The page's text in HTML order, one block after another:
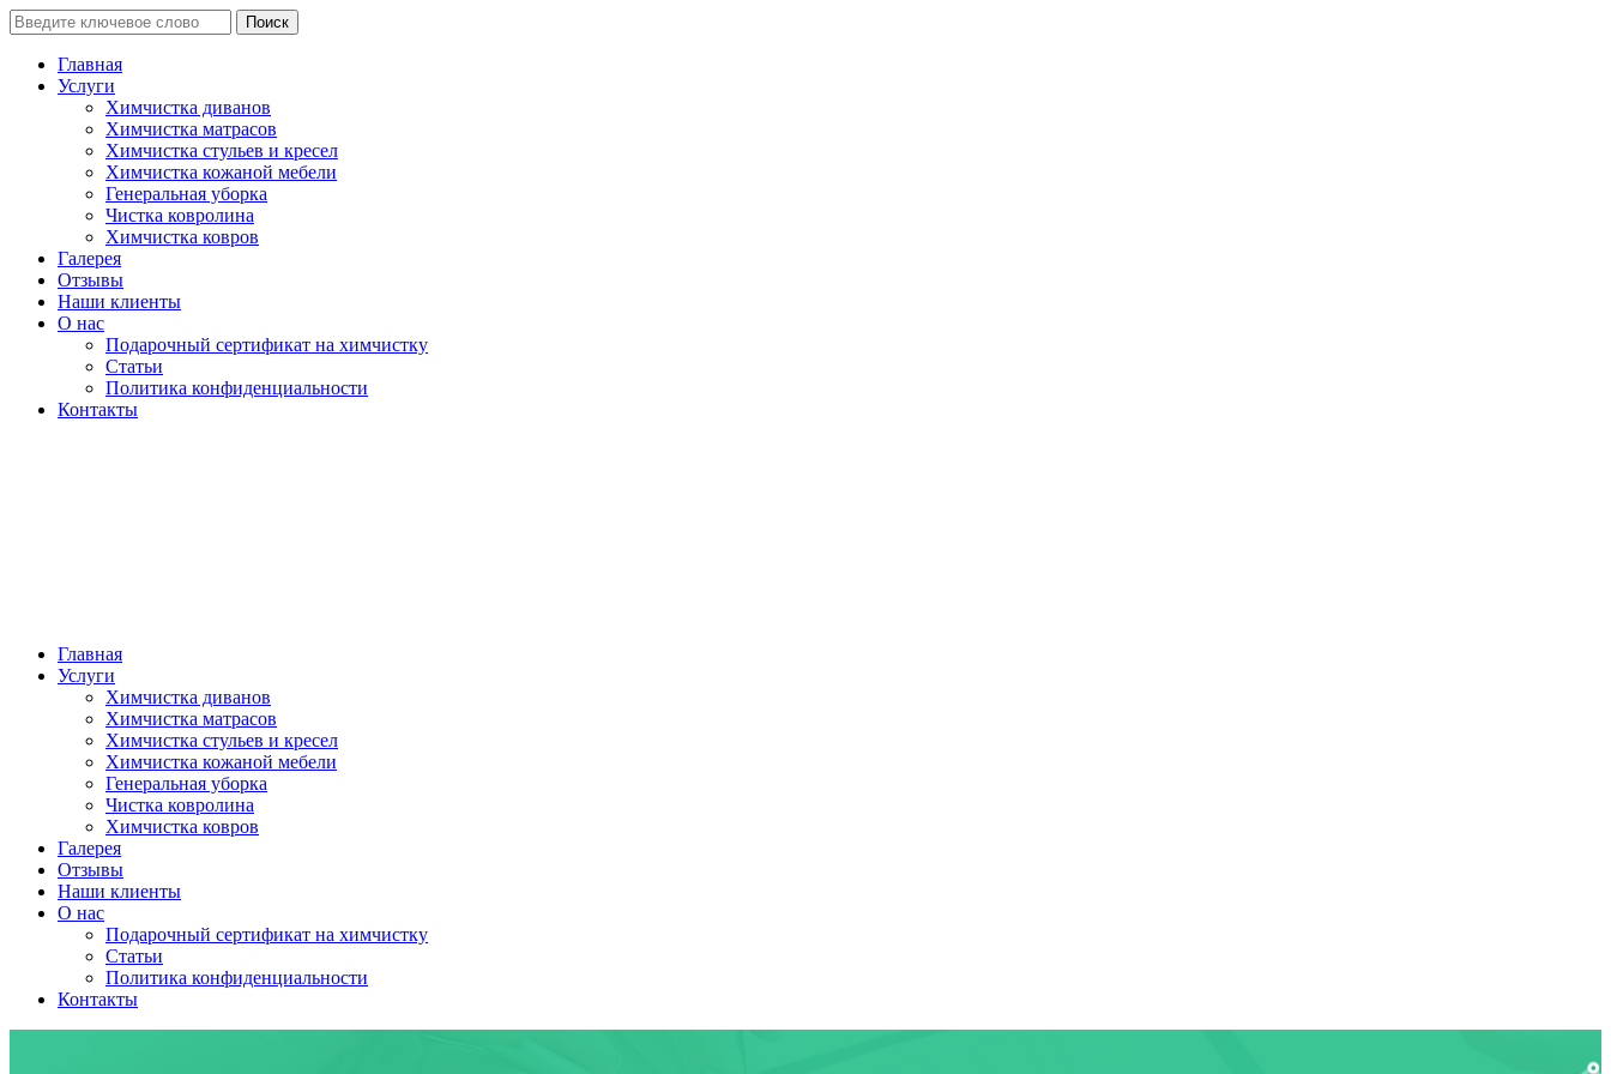
Поиск
Главная
Услуги
Химчистка диванов
Химчистка матрасов
Химчистка стульев и кресел
Химчистка кожаной мебели
Генеральная уборка
Чистка ковролина
Химчистка ковров
Галерея
Отзывы
Наши клиенты
О нас
Подарочный сертификат на химчистку
Статьи
Политика конфиденциальности
Контакты
Главная
Услуги
Химчистка диванов
Химчистка матрасов
Химчистка стульев и кресел
Химчистка кожаной мебели
Генеральная уборка
Чистка ковролина
Химчистка ковров
Галерея
Отзывы
Наши клиенты
О нас
Подарочный сертификат на химчистку
Статьи
Политика конфиденциальности
Контакты